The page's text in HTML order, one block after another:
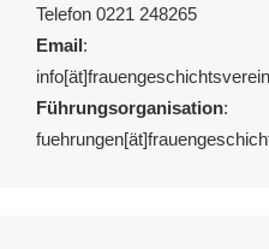
Telefon 0221 248265
Email:
Führungsorganisation: